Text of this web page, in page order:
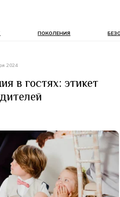
ПОКОЛЕНИЯ
2024
в гостях: этикет